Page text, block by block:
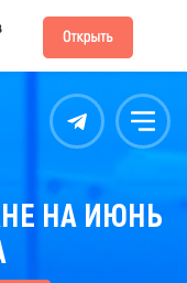
Контакты Меню
НА ИЮНЬ